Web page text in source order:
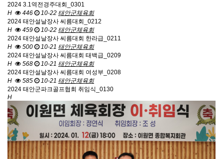
2024 3.1역전경주대회_0301
H
446 10-22 태안군체육회
2024 태안설날장사 씨름대회_0212
H
459 10-22 태안군체육회
2024 태안설날장사 씨름대회 한라급_0211
H
500 10-21 태안군체육회
2024 태안설날장사 씨름대회 태백급_0209
H
568 10-21 태안군체육회
2024 태안설날장사 씨름대회 여성부_0208
H
585 10-21 태안군체육회
2024 태안군파크골프협회 취임식_0130
H